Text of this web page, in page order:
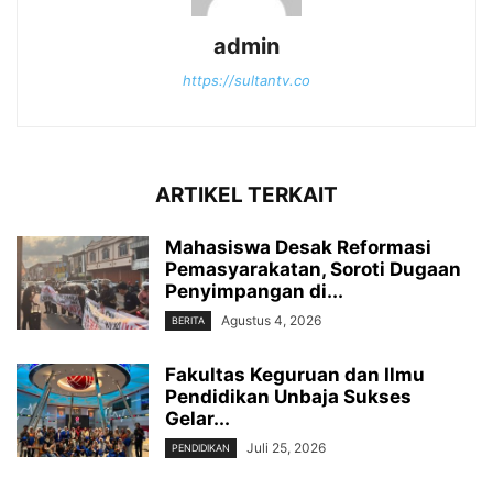
admin
https://sultantv.co
ARTIKEL TERKAIT
Mahasiswa Desak Reformasi
Pemasyarakatan, Soroti Dugaan
Penyimpangan di...
BERITA Agustus 4, 2026
Fakultas Keguruan dan Ilmu
Pendidikan Unbaja Sukses
Gelar...
PENDIDIKAN Juli 25, 2026